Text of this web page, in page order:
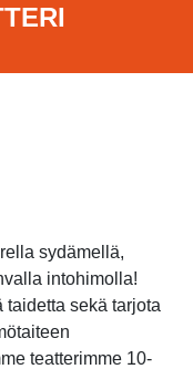
sydämellä,
intohimolla!
taidetta sekä tarjota
teatterimme 10-